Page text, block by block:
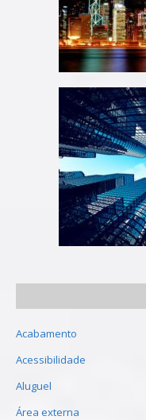
Acabamento
Acessibilidade
Aluguel
Área externa